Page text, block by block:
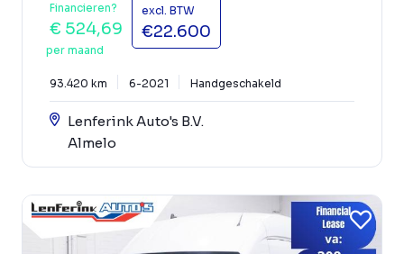
Financieren?
€ 524,69
per maand
excl. BTW
€22.600
93.420 km 6-2021 Handgeschakeld
Lenferink Auto's B.V.
Almelo